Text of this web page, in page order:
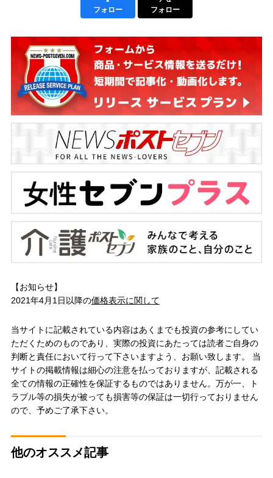
フォロー フォロー
【お知らせ】
2021年4月1日以降の価格表示に関して
当サイトに記載されている内容はあくまでも投資の参考にしてい
ただくためのものであり、実際の投資にあたっては読者ご自身の
判断と責任において行って下さいますよう、お願い致します。 当
サイトの掲載情報は細心の注意を払っておりますが、記載される
全ての情報の正確性を保証するものではありません。万が一、ト
ラブル等の損失が被っても損害等の保証は一切行っておりません
ので、予めご了承下さい。
他のオススメ記事